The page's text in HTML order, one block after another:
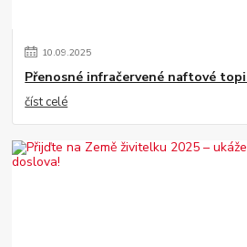
10.09.2025
Přenosné infračervené naftové
číst celé